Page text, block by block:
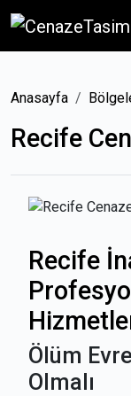
Anasayfa
Recife
Recife
Ölüm
Olmalı